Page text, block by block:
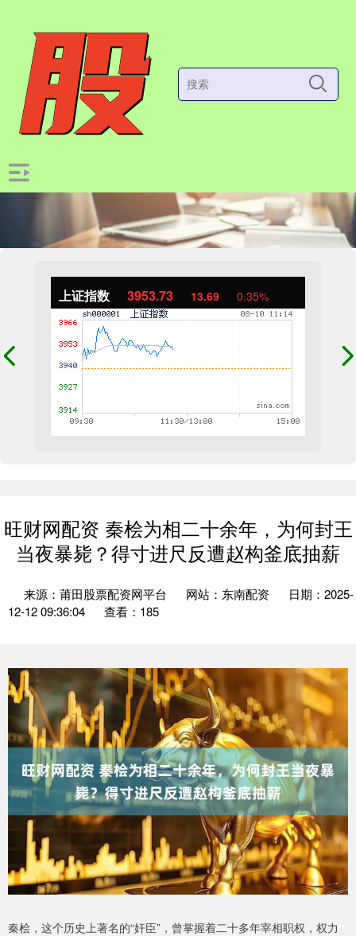
上证指数 3953.56 13.52 0.34%
旺财网配资 秦桧为相二十余年，为何封王
当夜暴毙？得寸进尺反遭赵构釜底抽薪
来源：莆田股票配资网平台 网站：东南配资
日期：2025-
12-12 09:36:04
查看：185
秦桧，这个历史上著名的“奸臣”，曾掌握着二十多年宰相职权，权力